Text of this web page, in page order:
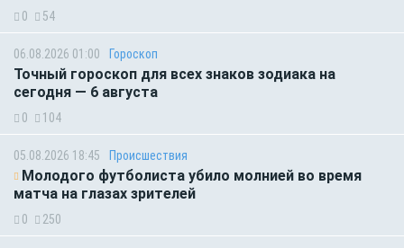
0 54
06.08.2026 01:00 Гороскоп
Точный гороскоп для всех знаков зодиака на
сегодня — 6 августа
0 104
05.08.2026 18:45 Происшествия
Молодого футболиста убило молнией во время
матча на глазах зрителей
0 250